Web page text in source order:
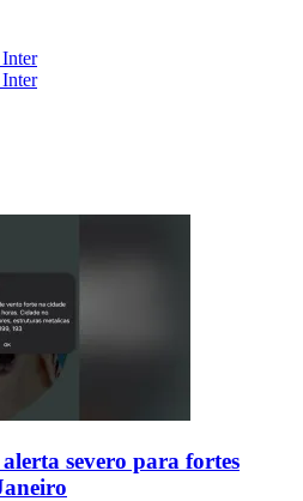
severo para fortes